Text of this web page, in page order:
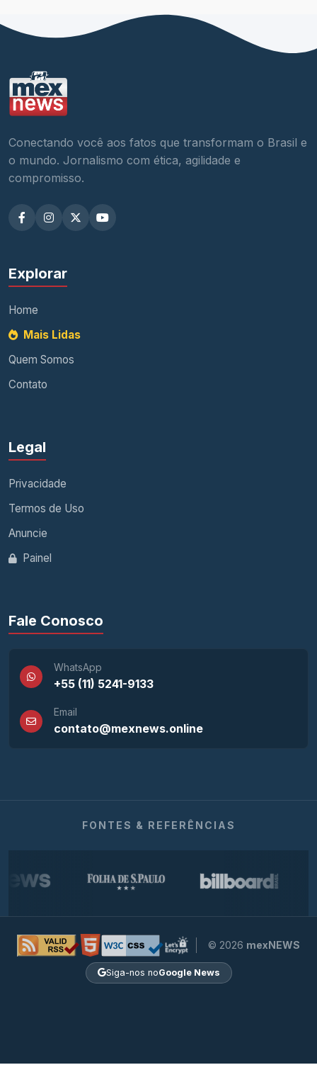
Conectando você aos fatos que transformam o Brasil e
o mundo. Jornalismo com ética, agilidade e
compromisso.
Explorar
Home
Mais Lidas
Quem Somos
Contato
Legal
Privacidade
Termos de Uso
Anuncie
Painel
Fale Conosco
WhatsApp
+55 (11) 5241-9133
Email
contato@mexnews.online
FONTES & REFERÊNCIAS
© 2026 mexNEWS
Siga-nos noGoogle News